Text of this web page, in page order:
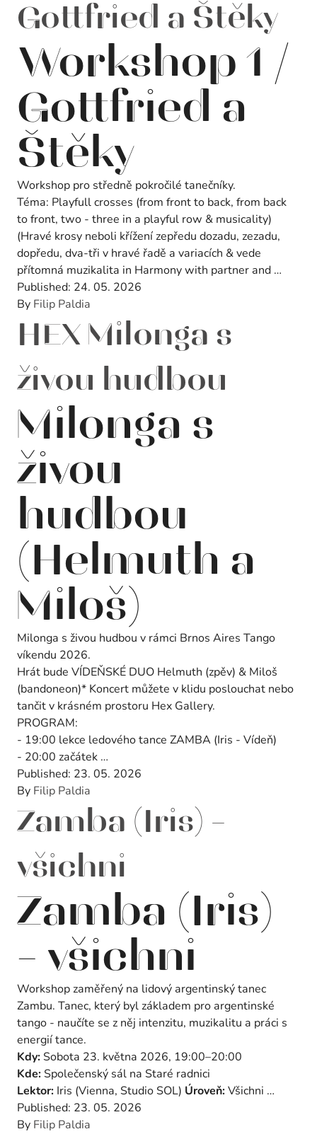
Gottfried a Štěky
Workshop 1 /
Gottfried a
Štěky
Workshop pro středně pokročilé tanečníky.
Téma: Playfull crosses (from front to back, from back
to front, two - three in a playful row & musicality)
(Hravé krosy neboli křížení zepředu dozadu, zezadu,
dopředu, dva-tři v hravé řadě a variacích & vede
přítomná muzikalita in Harmony with partner and …
Published: 24. 05. 2026
By Filip Paldia
HEX Milonga s
živou hudbou
Milonga s
živou
hudbou
(Helmuth a
Miloš)
Milonga s živou hudbou v rámci Brnos Aires Tango
víkendu 2026.
Hrát bude VÍDEŇSKÉ DUO Helmuth (zpěv) & Miloš
(bandoneon)* Koncert můžete v klidu poslouchat nebo
tančit v krásném prostoru Hex Gallery.
PROGRAM:
- 19:00 lekce ledového tance ZAMBA (Iris - Vídeň)
- 20:00 začátek …
Published: 23. 05. 2026
By Filip Paldia
Zamba (Iris) –
všichni
Zamba (Iris)
– všichni
Workshop zaměřený na lidový argentinský tanec
Zambu. Tanec, který byl základem pro argentinské
tango - naučíte se z něj intenzitu, muzikalitu a práci s
energií tance.
Kdy: Sobota 23. května 2026, 19:00–20:00
Kde: Společenský sál na Staré radnici
Lektor: Iris (Vienna, Studio SOL) Úroveň:Všichni …
Published: 23. 05. 2026
By Filip Paldia